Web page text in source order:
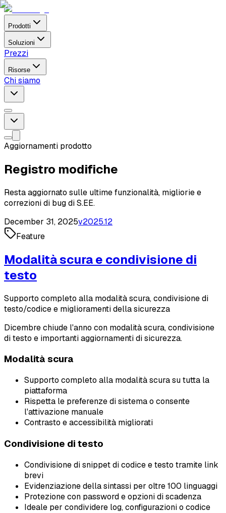
Prodotti
Soluzioni
Prezzi
Risorse
Chi siamo
Aggiornamenti prodotto
Registro modifiche
Resta aggiornato sulle ultime funzionalità, migliorie e
correzioni di bug di S.EE.
December 31, 2025v2025.12
Feature
Modalità scura e condivisione di
testo
Supporto completo alla modalità scura, condivisione di
testo/codice e miglioramenti della sicurezza
Dicembre chiude l'anno con modalità scura, condivisione
di testo e importanti aggiornamenti di sicurezza.
Modalità scura
Supporto completo alla modalità scura su tutta la
piattaforma
Rispetta le preferenze di sistema o consente
l'attivazione manuale
Contrasto e accessibilità migliorati
Condivisione di testo
Condivisione di snippet di codice e testo tramite link
brevi
Evidenziazione della sintassi per oltre 100 linguaggi
Protezione con password e opzioni di scadenza
Ideale per condividere log, configurazioni o codice